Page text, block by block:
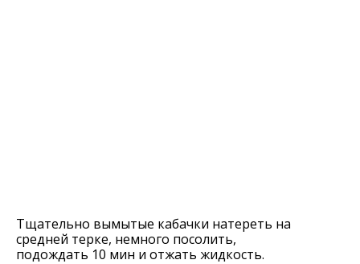
Тщательно вымытые кабачки натереть на
средней терке, немного посолить,
подождать 10 мин и отжать жидкость.